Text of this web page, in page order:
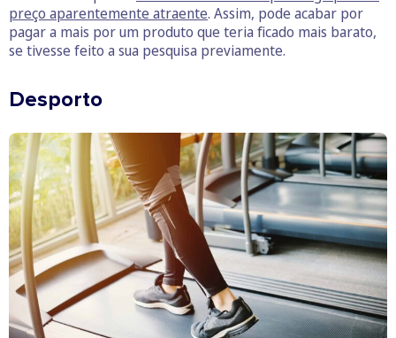
preço aparentemente atraente. Assim, pode acabar por
pagar a mais por um produto que teria ficado mais barato,
se tivesse feito a sua pesquisa previamente.
Desporto